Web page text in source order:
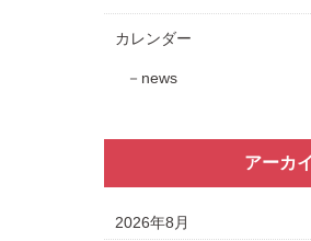
カレンダー
news
アーカ
2026年8月